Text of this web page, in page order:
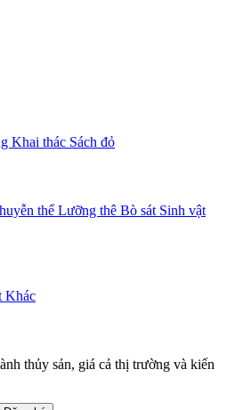
Khai thác Sách đỏ
thể Lưỡng thê Bò sát Sinh vật
Khác
thủy sản, giá cả thị trường và kiến